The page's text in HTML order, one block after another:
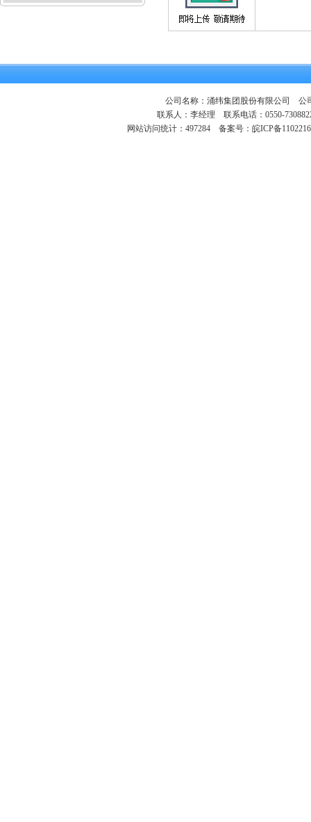
公司名称：涌纬集团股份有限公司 公
联系人：李经理 联系电话：0550-
网站访问统计：497284 备案号：皖ICP备